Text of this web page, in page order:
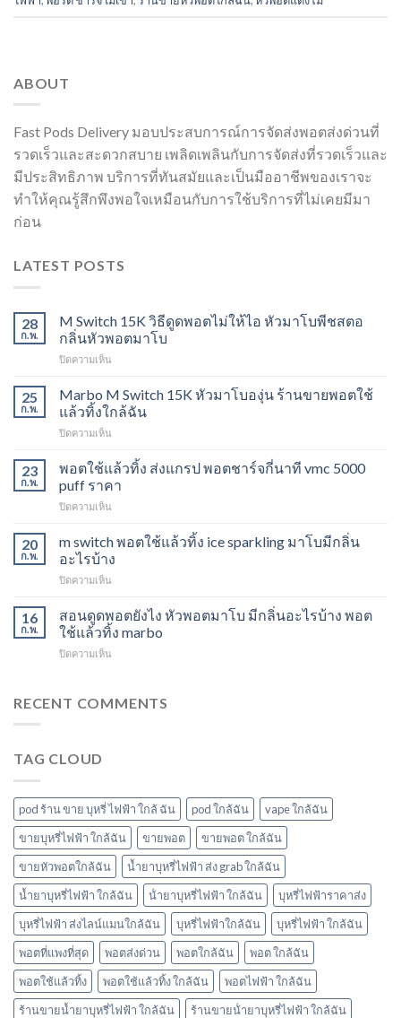
ABOUT
Fast Pods Delivery มอบประสบการณ์การจัดส่งพอตส่งด่วนที่
รวดเร็วและสะดวกสบาย เพลิดเพลินกับการจัดส่งที่รวดเร็วและ
มีประสิทธิภาพ บริการที่ทันสมัยและเป็นมืออาชีพของเราจะ
ทำให้คุณรู้สึกพึงพอใจเหมือนกับการใช้บริการที่ไม่เคยมีมา
ก่อน
LATEST POSTS
28
ก.พ.
M Switch 15K วิธีดูดพอตไม่ให้ไอ หัวมาโบพีชสตอ
กลิ่นหัวพอตมาโบ
ปิดความเห็น
Switch
15K
วิธี
ดูด
ไม่
ให้
หัว
โบ
พีช
กลิ่น
พอ
ตมา
25
ก.พ.
Marbo M Switch 15K หัวมาโบองุ่น ร้านขายพอตใช้
แล้วทิ้งใกล้ฉัน
ปิดความเห็น
M
Switch
15K
หัว
โบ
องุ่น
ขาย
ใช้
แล้ว
ใกล้
23
ก.พ.
พอตใช้แล้วทิ้ง ส่งแกรป พอตชาร์จกี่นาที vmc 5000
puff ราคา
ปิดความเห็น
แล้ว
ทิ้ง
ส่ง
พอต
ชาร์จ
นาที
puff
20
ก.พ.
m switch พอตใช้แล้วทิ้ง ice sparkling มาโบมีกลิ่น
อะไรบ้าง
ปิดความเห็น
switch
พอต
ใช้
แล้ว
sparkling
16
ก.พ.
สอนดูดพอตยังไง หัวพอตมาโบ มีกลิ่นอะไรบ้าง พอต
ใช้แล้วทิ้ง marbo
ปิดความเห็น
พอ
โบ
มี
กลิ่น
อะไร
พอต
ใช้
แล้ว
ทิ้ง
marbo
RECENT COMMENTS
TAG CLOUD
pod ร้าน ขาย บุหรี่ ไฟฟ้า ใกล้ ฉัน pod ใกล้ฉัน
vape ใกล้ฉัน
ขายบุหรี่ไฟฟ้า ใกล้ฉัน
ขายพอต
ขายพอต ใกล้ฉัน
ขายหัวพอตใกล้ฉัน
น้ำยาบุหรี่ไฟฟ้า ส่ง grab ใกล้ฉัน
น้ำยาบุหรี่ไฟฟ้า ใกล้ฉัน
น้ํายาบุหรี่ไฟฟ้า ใกล้ฉัน
บุหรี่ไฟฟ้าราคาส่ง
บุหรี่ไฟฟ้า ส่งไลน์แมนใกล้ฉัน
บุหรี่ไฟฟ้าใกล้ฉัน
บุหรี่ไฟฟ้า ใกล้ฉัน
พอตที่แพงที่สุด
พอตส่งด่วน พอตใกล้ฉัน
พอต ใกล้ฉัน
พอตใช้แล้วทิ้ง
พอตใช้แล้วทิ้ง ใกล้ฉัน
พอตไฟฟ้า ใกล้ฉัน
ร้านขายน้ำยาบุหรี่ไฟฟ้า ใกล้ฉัน
ร้านขายน้ํายาบุหรี่ไฟฟ้า ใกล้ฉัน